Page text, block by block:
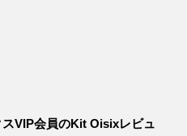
スVIP会員のKit Oisixレビュ